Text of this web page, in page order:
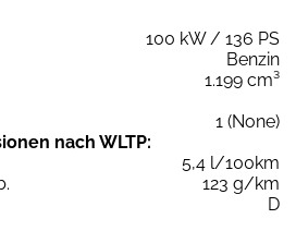
100 kW / 136 PS
Benzin
1.199 cm³
1 (None)
nach WLTP:
5,4 l/100km
123 g/km
D